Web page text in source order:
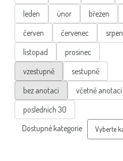
leden
únor březen
červen
červenec srpen
listopad
prosinec
vzestupně
sestupně
bez anotací
včetně anotací
posledních 30
Dostupné kategorie